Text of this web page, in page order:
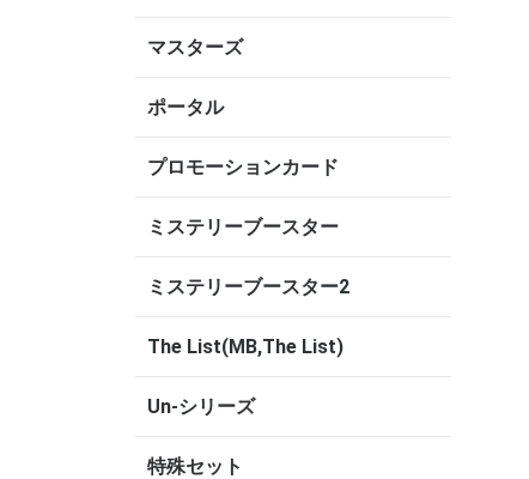
マスターズ
ポータル
プロモーションカード
ミステリーブースター
ミステリーブースター2
The List(MB,The List)
Un-シリーズ
特殊セット